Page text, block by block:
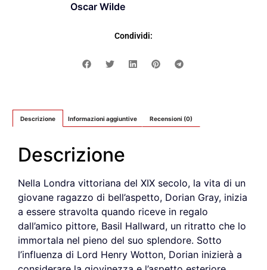
Oscar Wilde
Condividi:
Descrizione Informazioni aggiuntive Recensioni (0)
Descrizione
Nella Londra vittoriana del XIX secolo, la vita di un
giovane ragazzo di bell’aspetto, Dorian Gray, inizia
a essere stravolta quando riceve in regalo
dall’amico pittore, Basil Hallward, un ritratto che lo
immortala nel pieno del suo splendore. Sotto
l’influenza di Lord Henry Wotton, Dorian inizierà a